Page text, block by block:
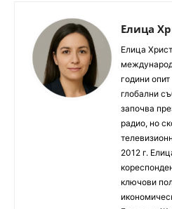
Елица
Елица
години
глобални
започва
радио, но
2012 г.
ключови